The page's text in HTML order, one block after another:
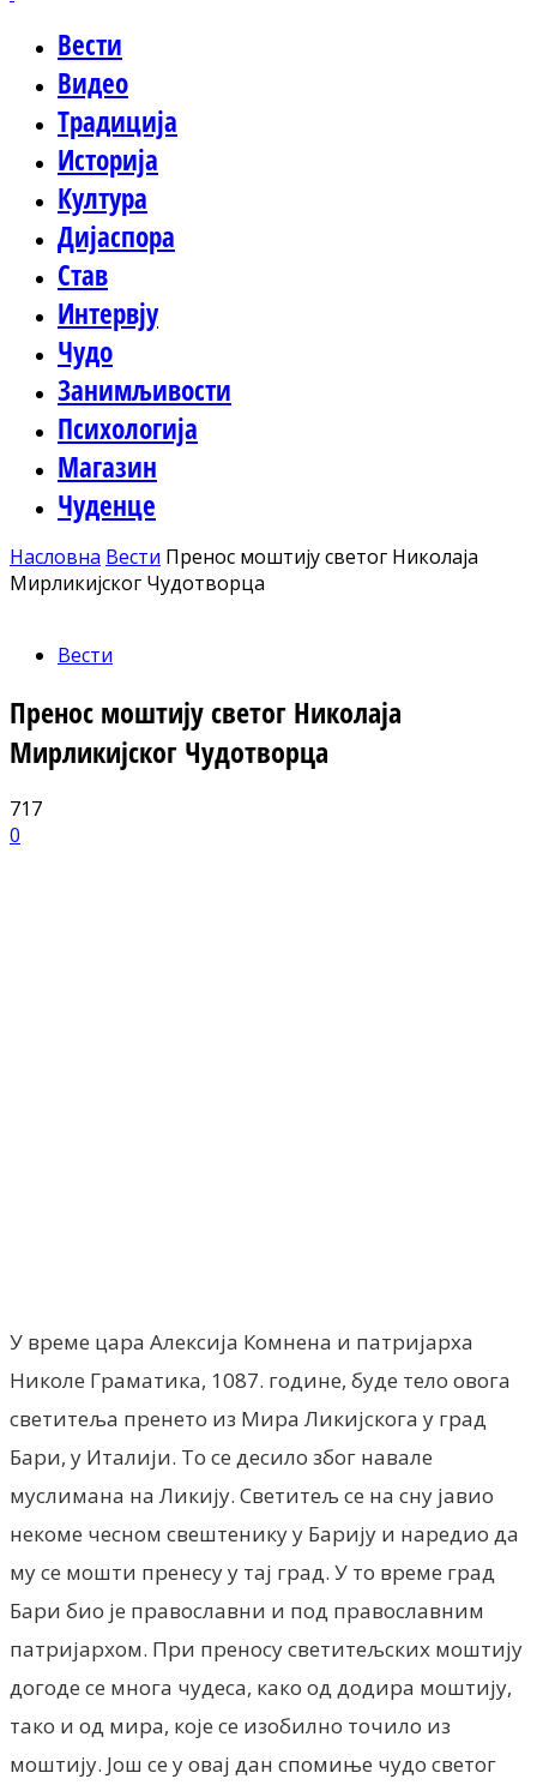
Вести
Видео
Традиција
Историја
Култура
Дијаспора
Став
Интервју
Чудо
Занимљивости
Психологија
Магазин
Чуденце
Насловна Вести Пренос моштију светог Николаја
Мирликијског Чудотворца
Вести
Пренос моштију светог Николаја
Мирликијског Чудотворца
717
0
У време цара Алексија Комнена и патријарха
Николе Граматика, 1087. године, буде тело овога
светитеља пренето из Мира Ликијскога у град
Бари, у Италији. То се десило због навале
муслимана на Ликију. Светитељ се на сну јавио
некоме чесном свештенику у Барију и наредио да
му се мошти пренесу у тај град. У то време град
Бари био је православни и под православним
патријархом. При преносу светитељских моштију
догоде се многа чудеса, како од додира моштију,
тако и од мира, које се изобилно точило из
моштију. Још се у овај дан спомиње чудо светог